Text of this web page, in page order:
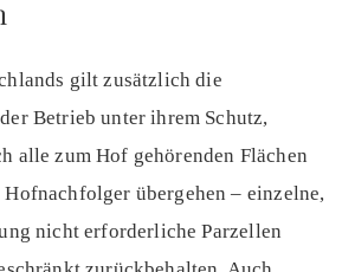
gilt zusätzlich die
Betrieb unter ihrem Schutz,
alle zum Hof gehörenden Flächen
Hofnachfolger übergehen – einzelne,
nicht erforderliche Parzellen